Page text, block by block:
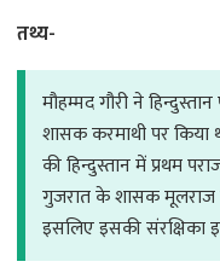
तथ्य-
मौहम्मद गौरी ने
शासक करमाथी पर किया
की हिन्दुस्तान में प्रथम
गुजरात के शासक मूलराज
इसलिए इसकी संरक्षिका